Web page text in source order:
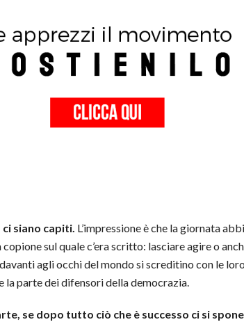
ci siano capiti. L’impressione è che la giornata
copione sul quale c’era scritto: lasciare agire o
agli occhi del mondo si screditino con le
la parte dei difensori della democrazia.
se dopo tutto ciò che è successo ci si